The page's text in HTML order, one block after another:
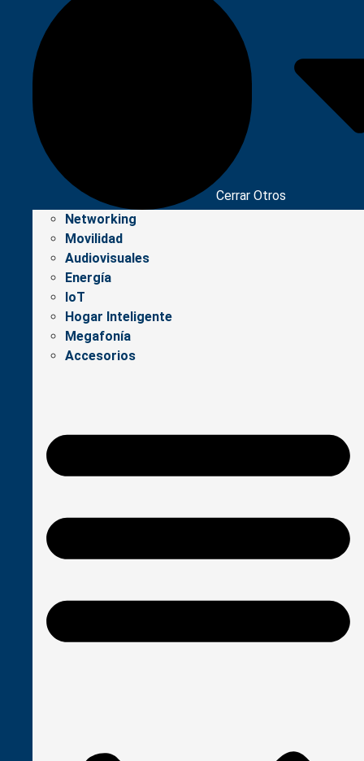
Cerrar Otros
Networking
Movilidad
Audiovisuales
Energía
IoT
Hogar Inteligente
Megafonía
Accesorios